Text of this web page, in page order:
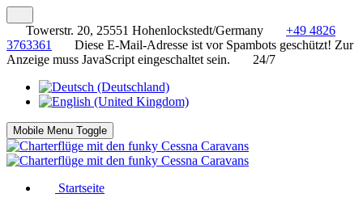
Towerstr. 20, 25551 Hohenlockstedt/Germany
+49 4826
3763361
Diese E-Mail-Adresse ist vor Spambots geschützt! Zur
Anzeige muss JavaScript eingeschaltet sein.
24/7
Mobile Menu Toggle
Startseite